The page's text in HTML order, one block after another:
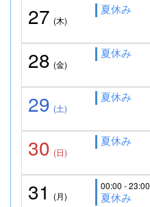
27 (木)
夏休み
28 (金)
夏休み
29 (土)
夏休み
30 (日)
夏休み
31 (月)
00:00 - 23:00
夏休み